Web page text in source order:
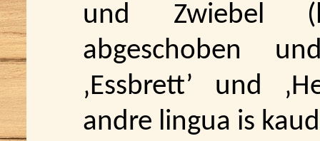
und Zwiebel
abgeschoben
‚Essbrett’ und
andre lingua is